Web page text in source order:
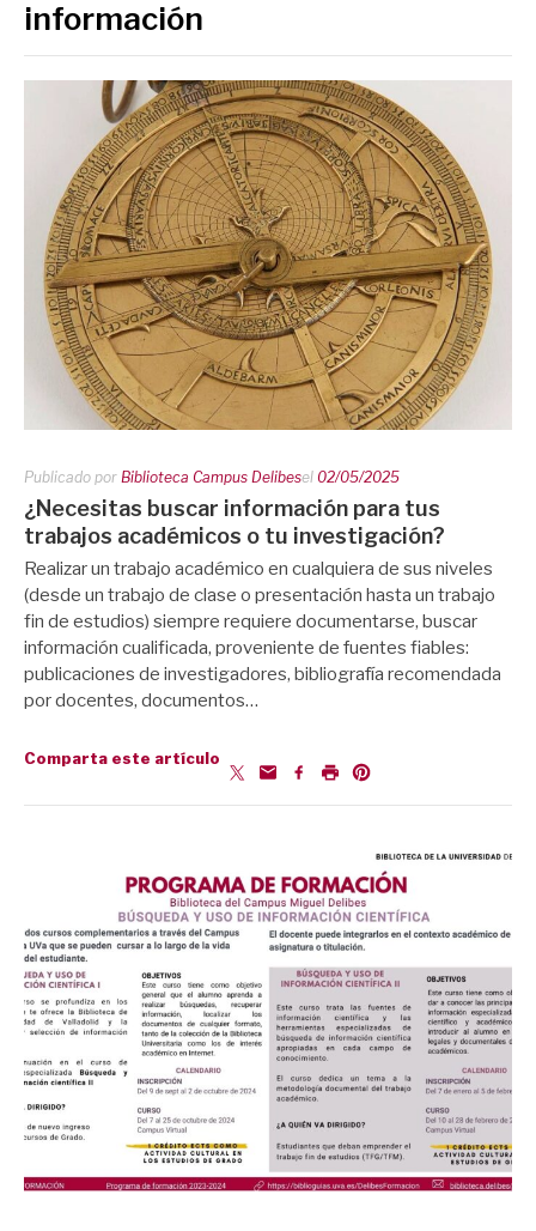
información
Publicado por Biblioteca Campus Delibesel 02/05/2025
¿Necesitas buscar información para tus
trabajos académicos o tu investigación?
Realizar un trabajo académico en cualquiera de sus niveles
(desde un trabajo de clase o presentación hasta un trabajo
fin de estudios) siempre requiere documentarse, buscar
información cualificada, proveniente de fuentes fiables:
publicaciones de investigadores, bibliografía recomendada
por docentes, documentos…
Comparta este artículo